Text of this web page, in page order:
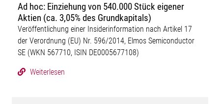
Ad hoc: Einziehung von 540.000 Stück eigener
Aktien (ca. 3,05% des Grundkapitals)
Veröffentlichung einer Insiderinformation nach Artikel 17
der Verordnung (EU) Nr. 596/2014, Elmos Semiconductor
SE (WKN 567710, ISIN DE0005677108)
Weiterlesen